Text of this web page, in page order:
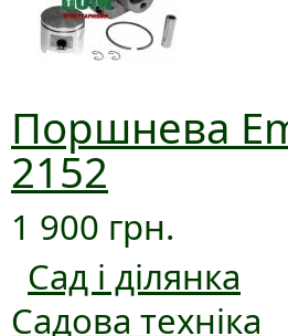
Поршнева
2152
1 900 грн.
Сад і ділянка
Садова техніка